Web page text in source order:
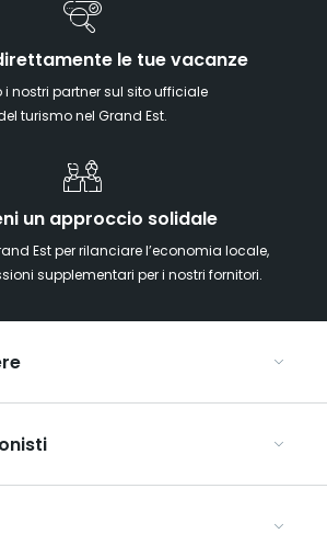
le tue vacanze
i nostri partner sul sito ufficiale
turismo nel Grand Est.
un approccio solidale
Est per rilanciare l’economia locale,
supplementari per i nostri fornitori.